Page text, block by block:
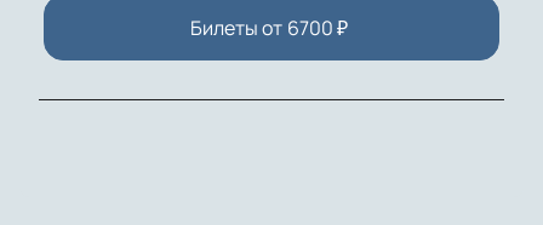
Билеты от 6700₽